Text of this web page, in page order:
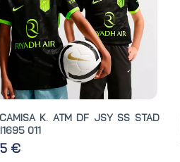
K. ATM DF JSY SS STAD
011
€